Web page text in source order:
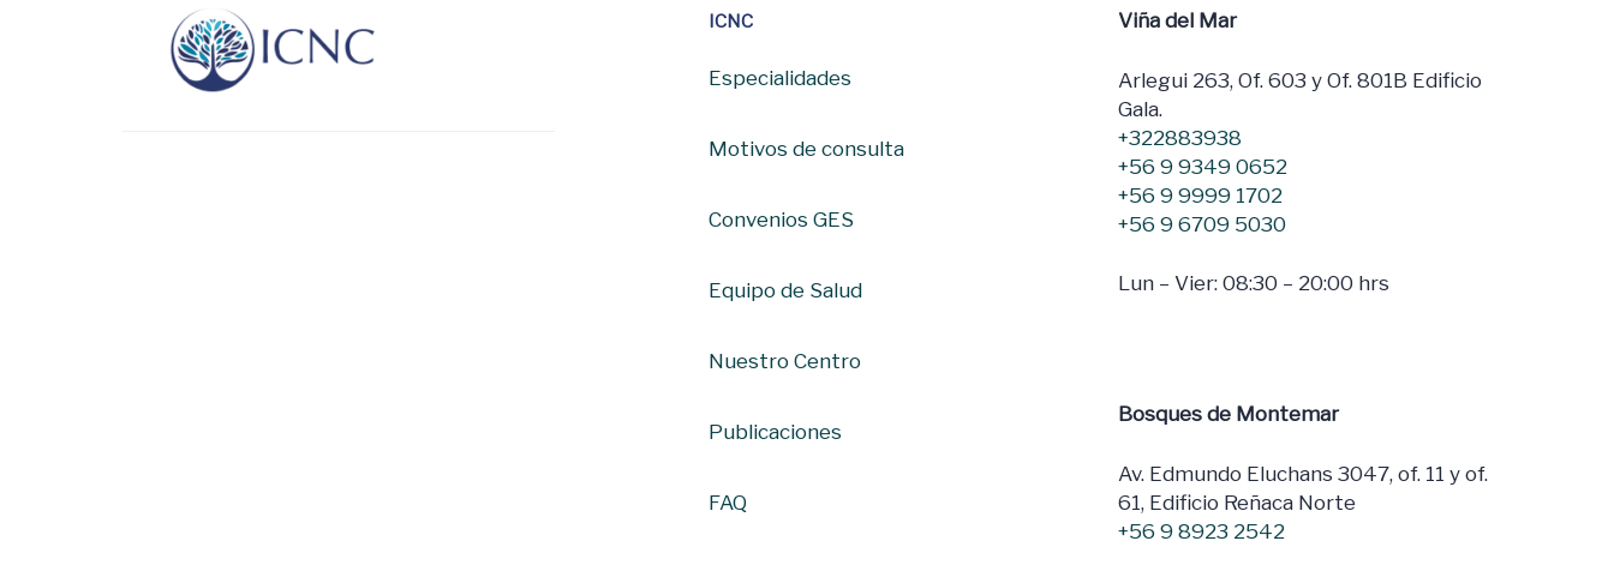
ICNC
Especialidades
Motivos de consulta
Convenios GES
Equipo de Salud
Nuestro Centro
Publicaciones
FAQ
Viña del Mar
Arlegui 263, Of. 603 y Of. 801B Edificio
Gala.
+322883938
+56 9 9349 0652
+56 9 9999 1702
+56 9 6709 5030
Lun – Vier: 08:30 – 20:00 hrs
Bosques de Montemar
Av. Edmundo Eluchans 3047, of. 11 y of.
61, Edificio Reñaca Norte
+56 9 8923 2542